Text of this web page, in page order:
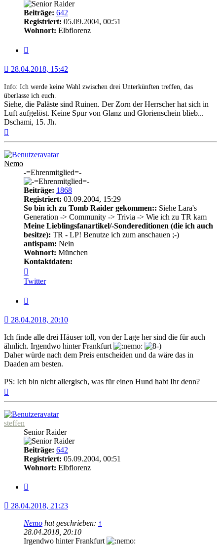
Beiträge: 642
Registriert: 05.09.2004, 00:51
Wohnort: Elbflorenz
28.04.2018, 15:42
Info: Ich werde keine Wahl zwischen drei Unterkünften treffen, das
überlasse ich euch.
Siehe, die Paläste sind Ruinen. Der Zorn der Herrscher hat sich in
Luft aufgelöst. Keine Spur von Glanz und Glorienschein blieb...
Dschami, 15. Jh.
Nemo
-=Ehrenmitglied=-
Beiträge: 1868
Registriert: 03.09.2004, 15:29
So bin ich zu Tomb Raider gekommen:: Siehe Lara's
Generation -> Community -> Trivia -> Wie ich zu TR kam
Meine Lieblingsfanartikel/-Sondereditionen (die ich auch
besitze): TR - LP! Benutze ich zum anschauen ;-)
antispam: Nein
Wohnort: München
Kontaktdaten:
von
Nemo
Twitter
28.04.2018, 20:10
Ich finde alle drei Häuser toll, von der Lage her sind die für auch
ähnlich. Irgendwo hinter Frankfurt
Daher würde nach dem Preis entscheiden und da wäre das in
Daaden am besten.
PS: Ich bin nicht allergisch, was für einen Hund habt Ihr denn?
steffen
Senior Raider
Beiträge: 642
Registriert: 05.09.2004, 00:51
Wohnort: Elbflorenz
28.04.2018, 21:23
Nemo hat geschrieben: ↑
28.04.2018, 20:10
Irgendwo hinter Frankfurt